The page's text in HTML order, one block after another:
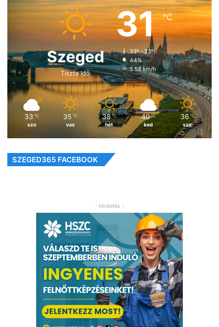
Szeged
Tiszta idő
31℃
33º - 23º
44%
5.58 km/h
33 ℃
szo
35 ℃
vas
38 ℃
hét
40 ℃
ked
36 ℃
sze
SZEGED365 FACEBOOK
- Hirdetés -